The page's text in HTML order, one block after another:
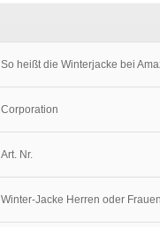
So heißt die Winterjacke bei
Corporation
Art. Nr.
Winter-Jacke Herren oder Frauen